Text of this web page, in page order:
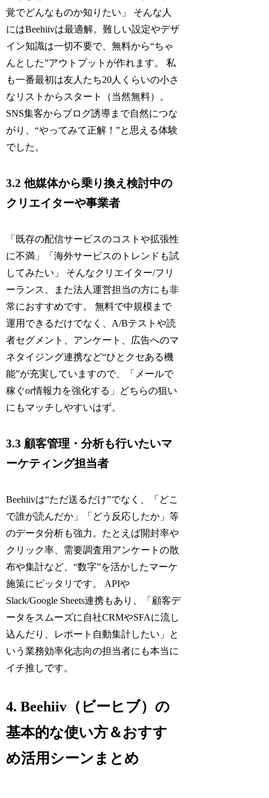
覚でどんなものか知りたい」 そんな人
にはBeehiivは最適解。難しい設定やデザ
イン知識は一切不要で、無料から“ちゃ
んとした”アウトプットが作れます。 私
も一番最初は友人たち20人くらいの小さ
なリストからスタート（当然無料）。
SNS集客からブログ誘導まで自然につな
がり、“やってみて正解！”と思える体験
でした。
3.2 他媒体から乗り換え検討中の
クリエイターや事業者
「既存の配信サービスのコストや拡張性
に不満」「海外サービスのトレンドも試
してみたい」 そんなクリエイター/フリ
ーランス、また法人運営担当の方にも非
常におすすめです。 無料で中規模まで
運用できるだけでなく、A/Bテストや読
者セグメント、アンケート、広告へのマ
ネタイジング連携など“ひとクセある機
能”が充実していますので、「メールで
稼ぐor情報力を強化する」どちらの狙い
にもマッチしやすいはず。
3.3 顧客管理・分析も行いたいマ
ーケティング担当者
Beehiivは“ただ送るだけ”でなく、「どこ
で誰が読んだか」「どう反応したか」等
のデータ分析も強力。たとえば開封率や
クリック率、需要調査用アンケートの散
布や集計など、“数字”を活かしたマーケ
施策にピッタリです。 APIや
Slack/Google Sheets連携もあり、「顧客デ
ータをスムーズに自社CRMやSFAに流し
込んだり、レポート自動集計したい」と
いう業務効率化志向の担当者にも本当に
イチ推しです。
4. Beehiiv（ビーヒブ）の
基本的な使い方＆おすす
め活用シーンまとめ